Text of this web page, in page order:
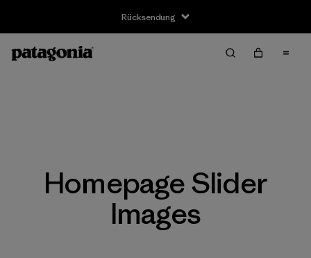
Rücksendung
Homepage Slider
Images